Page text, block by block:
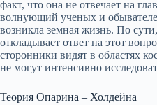
факт, что она не отвечает на
волнующий ученых и
возникла земная жизнь. По сути,
откладывает ответ на этот
сторонники видят в областях
не могут интенсивно
Теория Опарина – Холдейна